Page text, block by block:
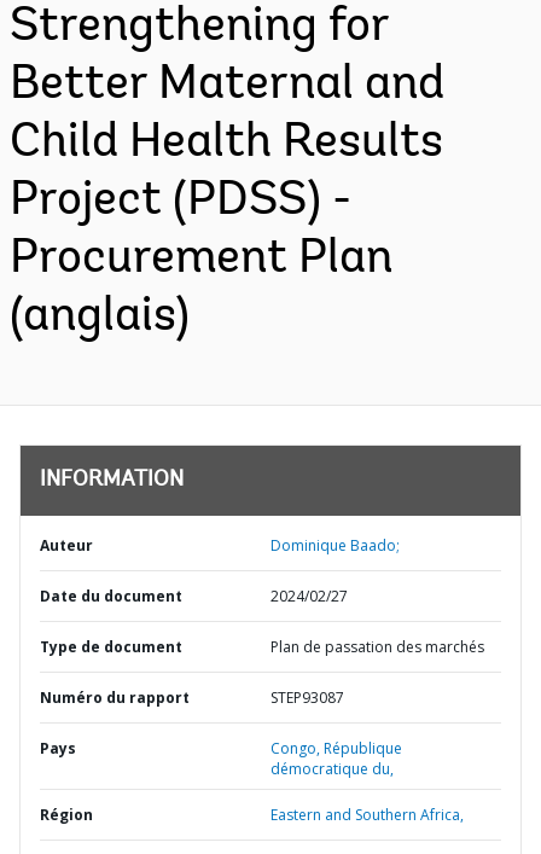
Strengthening for
Better Maternal and
Child Health Results
Project (PDSS) -
Procurement Plan
(anglais)
INFORMATION
Auteur Dominique Baado;
Date du document 2024/02/27
Type de document Plan de passation des marchés
Numéro du rapport STEP93087
Pays Congo,République
démocratique du,
Région Eastern and Southern Africa,